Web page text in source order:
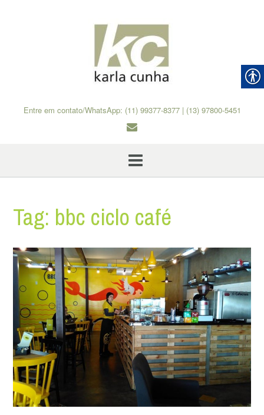
Entre em contato/WhatsApp: (11) 99377-8377 | (13) 97800-5451
Tag: bbc ciclo café